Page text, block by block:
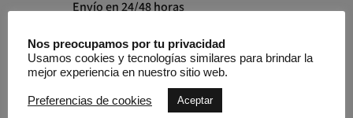
Envío en 24/48 horas
Pago 100% seguro
SKU:850640
Nos preocupamos por tu privacidad
Usamos cookies y tecnologías similares para brindar la
mejor experiencia en nuestro sitio web.
Preferencias de cookies Aceptar